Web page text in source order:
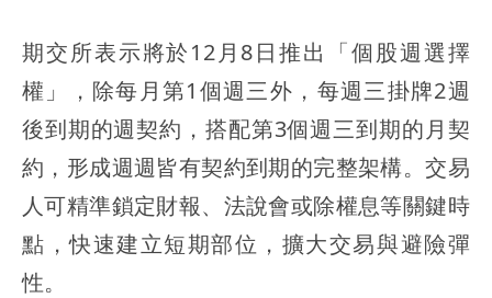
期交所表示將於12月8日推出「個股週選擇
權」，除每月第1個週三外，每週三掛牌2週
後到期的週契約，搭配第3個週三到期的月契
約，形成週週皆有契約到期的完整架構。交易
人可精準鎖定財報、法說會或除權息等關鍵時
點，快速建立短期部位，擴大交易與避險彈
性。